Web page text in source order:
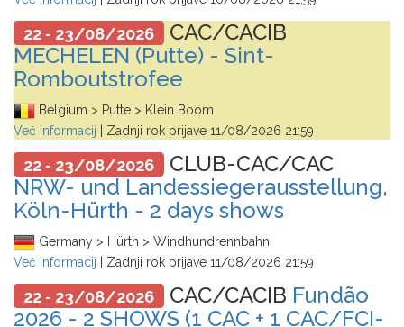
22 - 23/08/2026 CAC/CACIB
MECHELEN (Putte) - Sint-
Romboutstrofee
Belgium > Putte > Klein Boom
Več informacij
| Zadnji rok prijave 11/08/2026 21:59
22 - 23/08/2026 CLUB-CAC/CAC
NRW- und Landessiegerausstellung,
Köln-Hürth - 2 days shows
Germany > Hürth > Windhundrennbahn
Več informacij
| Zadnji rok prijave 11/08/2026 21:59
22 - 23/08/2026 CAC/CACIB Fundão
2026 - 2 SHOWS (1 CAC + 1 CAC/FCI-